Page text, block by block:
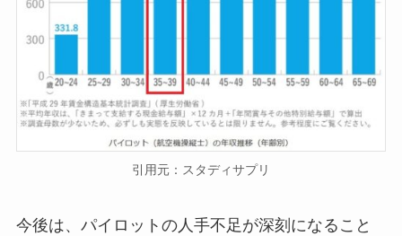
引用元：スタディサプリ
今後は、パイロットの人手不足が深刻になること